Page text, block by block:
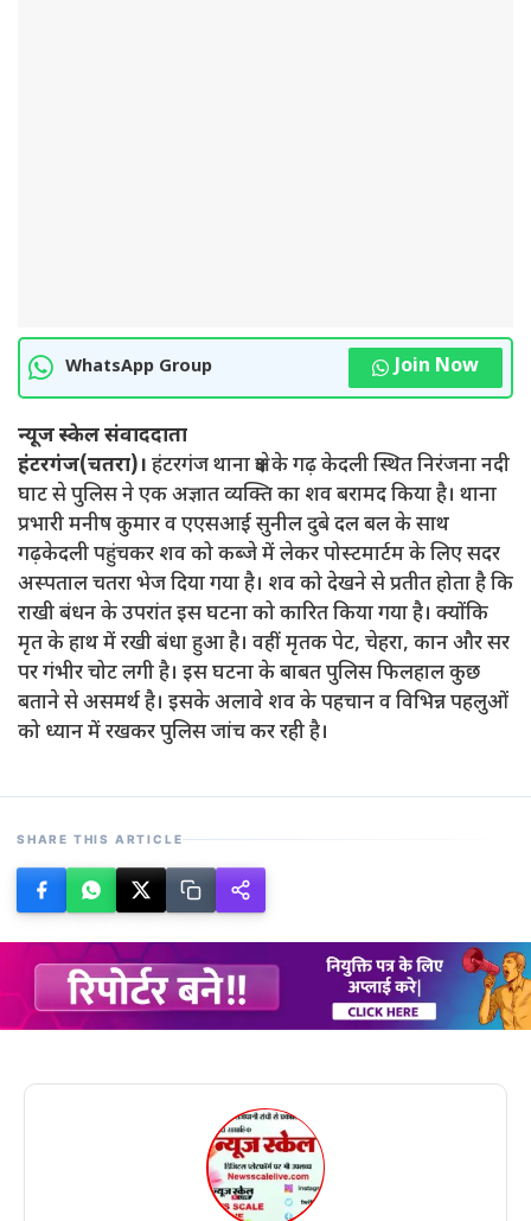
WhatsApp Group Join Now
न्यूज स्केल संवाददाता
हंटरगंज(चतरा)। हंटरगंज थाना क्षेत्र के गढ़ केदली स्थित निरंजना नदी
घाट से पुलिस ने एक अज्ञात व्यक्ति का शव बरामद किया है। थाना
प्रभारी मनीष कुमार व एएसआई सुनील दुबे दल बल के साथ
गढ़केदली पहुंचकर शव को कब्जे में लेकर पोस्टमार्टम के लिए सदर
अस्पताल चतरा भेज दिया गया है। शव को देखने से प्रतीत होता है कि
राखी बंधन के उपरांत इस घटना को कारित किया गया है। क्योंकि
मृत के हाथ में रखी बंधा हुआ है। वहीं मृतक पेट, चेहरा, कान और सर
पर गंभीर चोट लगी है। इस घटना के बाबत पुलिस फिलहाल कुछ
बताने से असमर्थ है। इसके अलावे शव के पहचान व विभिन्न पहलुओं
को ध्यान में रखकर पुलिस जांच कर रही है।
SHARE THIS ARTICLE